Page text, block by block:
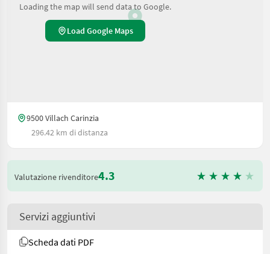
Loading the map will send data to Google.
Load Google Maps
9500 Villach Carinzia
296.42 km di distanza
Valutazione rivenditore4.3
Servizi aggiuntivi
Scheda dati PDF